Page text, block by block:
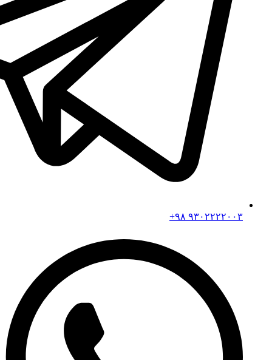
۹۳۰۲۲۲۲۰۰۳ ۹۸+